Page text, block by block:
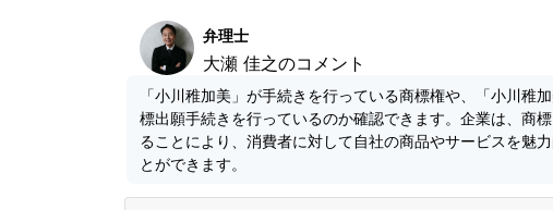
弁理士
大瀬 佳之のコメント
「小川稚加美」が手続きを行っている商標権や、「小川稚
標出願手続きを行っているのか確認できます。企業は、商
ることにより、消費者に対して自社の商品やサービスを魅
とができます。